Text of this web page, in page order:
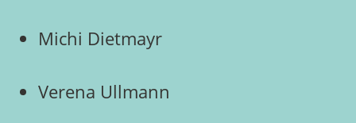
Michi Dietmayr
Verena Ullmann